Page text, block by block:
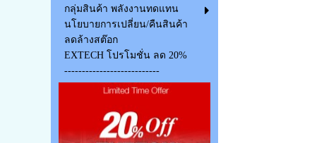
กลุ่มสินค้า พลังงานทดแทน
นโยบายการเปลี่ยน/คืนสินค้า
ลดล้างสต๊อก
EXTECH โปรโมชั่น ลด 20%
---------------------------